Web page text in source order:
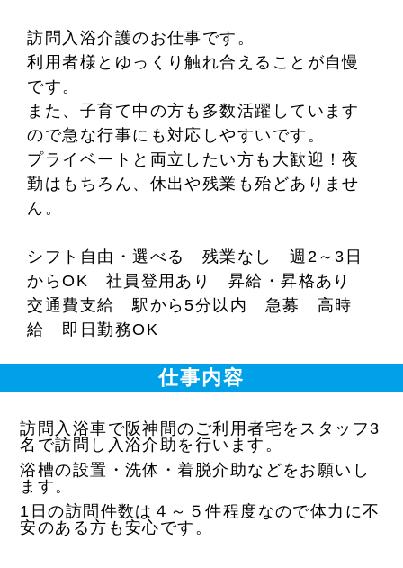
訪問入浴介護のお仕事です。
利用者様とゆっくり触れ合えることが自慢
です。
また、子育て中の方も多数活躍しています
ので急な行事にも対応しやすいです。
プライベートと両立したい方も大歓迎！夜
勤はもちろん、休出や残業も殆どありませ
ん。
シフト自由・選べる 残業なし 週2～3日
からOK 社員登用あり 昇給・昇格あり
交通費支給 駅から5分以内 急募 高時
給 即日勤務OK
仕事内容
訪問入浴車で阪神間のご利用者宅をスタッフ3
名で訪問し入浴介助を行います。
浴槽の設置・洗体・着脱介助などをお願いし
ます。
1日の訪問件数は４～５件程度なので体力に不
安のある方も安心です。